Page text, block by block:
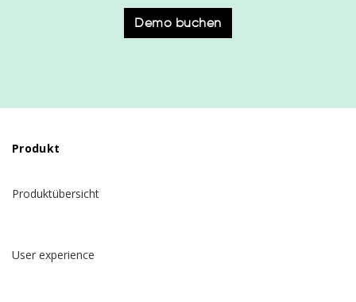
Demo buchen
Produkt
Produktübersicht
User experience